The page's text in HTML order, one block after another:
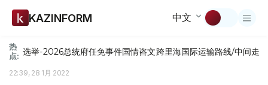
KAZINFORM 中文
热
点: 选举-2026总统府任免事件国情咨文跨里海国际运输路线/中间走廊
22:39, 28 1月 2022